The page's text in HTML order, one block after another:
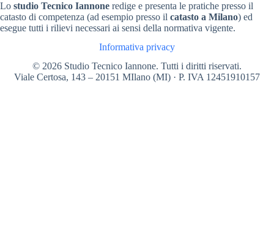
Lo studio Tecnico Iannone redige e presenta le pratiche presso il
catasto di competenza (ad esempio presso il catasto a Milano) ed
esegue tutti i rilievi necessari ai sensi della normativa vigente.
Informativa privacy
© 2026 Studio Tecnico Iannone. Tutti i diritti riservati.
Viale Certosa, 143 – 20151 MIlano (MI) · P. IVA 12451910157